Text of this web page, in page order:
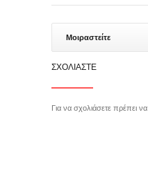
Μοιραστείτε
ΣΧΟΛΙΆΣΤΕ
Για να σχολιάσετε πρέπει να